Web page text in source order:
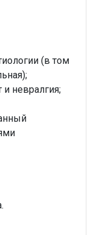
(в том
невралгия;